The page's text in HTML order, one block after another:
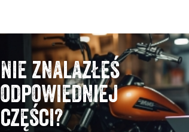
Nie znalazłeś
odpowiedniej
części?